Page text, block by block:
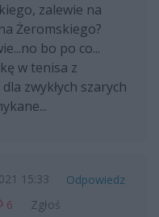
zalewie na
Żeromskiego?
bo po co...
w tenisa z
zwykłych szarych
15:33
Odpowiedz
6 Zgłoś